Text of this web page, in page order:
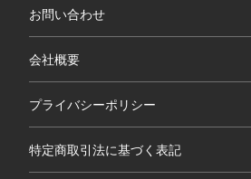
お問い合わせ
会社概要
プライバシーポリシー
特定商取引法に基づく表記